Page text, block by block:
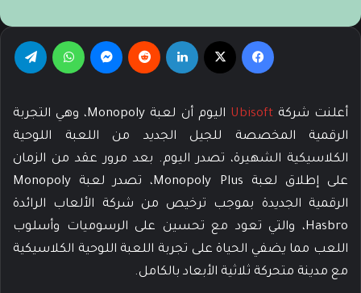
أعلنت شركةUbisoft
اليوم أن لعبة Monopoly، وهي التجربة
الرقمية المخصصة للجيل الجديد من اللعبة اللوحية
الكلاسيكية الشهيرة، تصدر اليوم. بعد مرور عقد من الزمان
على إطلاق لعبة Monopoly Plus، تصدر لعبة Monopoly
الرقمية الجديدة بموجب ترخيص من شركة الألعاب الرائدة
Hasbro، والتي تعود مع تحسين على الرسوميات وأسلوب
اللعب مما يضفي الحياة على تجربة اللعبة اللوحية الكلاسيكية
مع مدينة متحركة ثلاثية الأبعاد بالكامل.